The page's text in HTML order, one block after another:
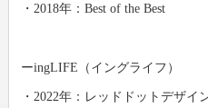
・2018年：Best of the Best
ーingLIFE（イングライフ）
・2022年：レッドドットデザイ